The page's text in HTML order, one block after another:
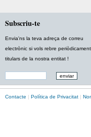
Subscriu-te
Envia'ns la teva adreça de correu
electrònic si vols rebre
titulars de la nostra entitat !
Contacte | Política de Privacitat |